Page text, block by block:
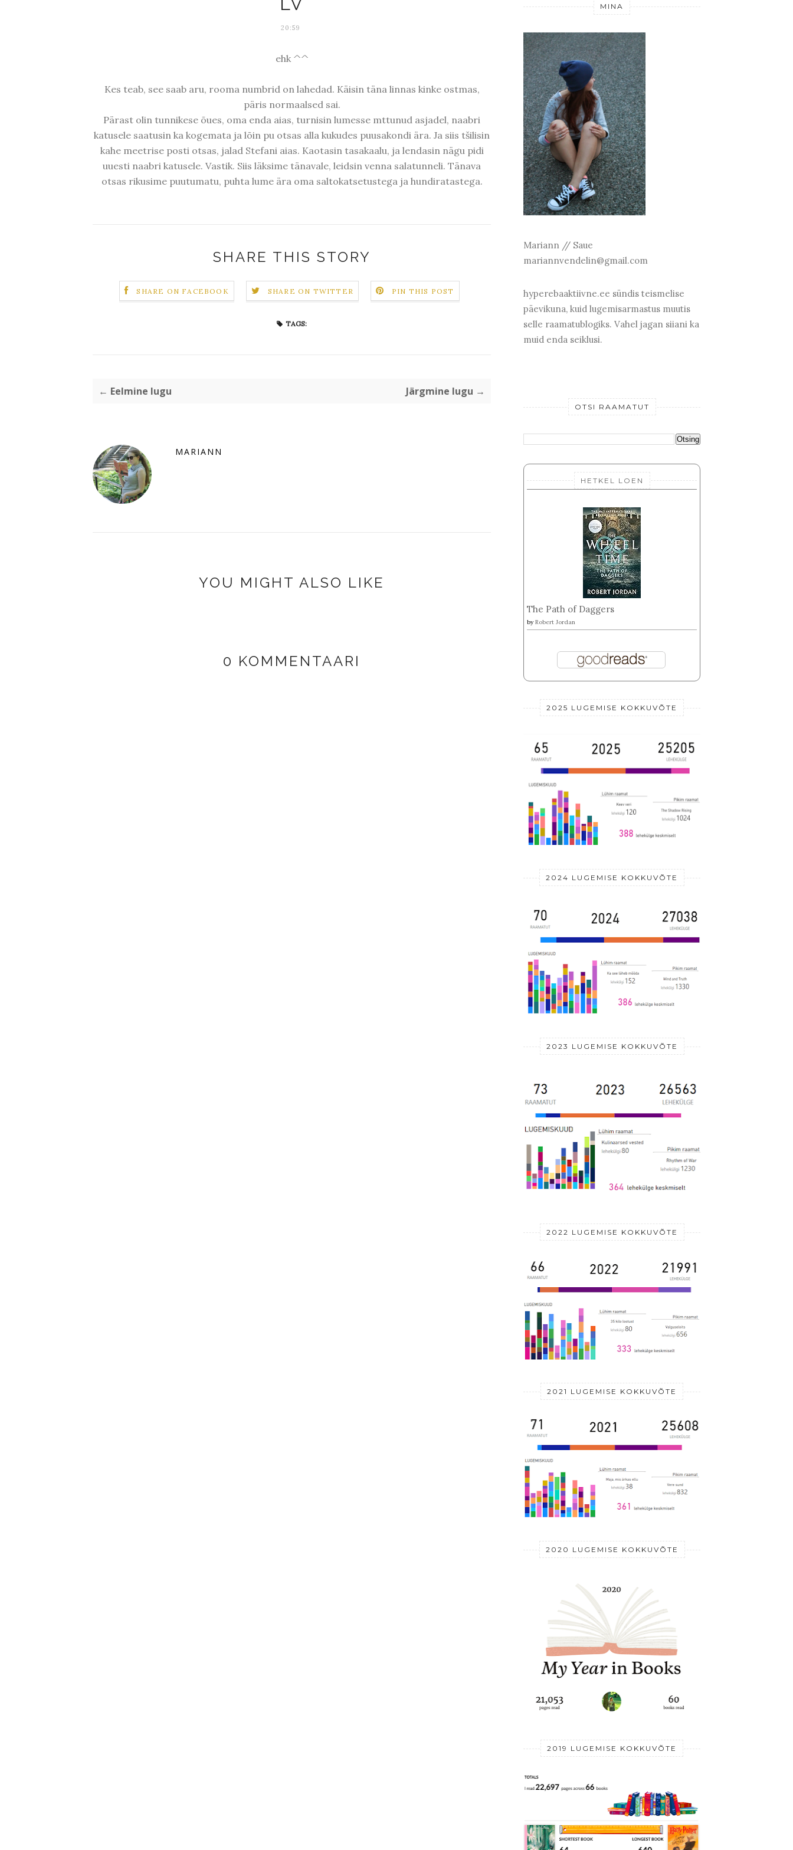
20:59
ehk ^^
Kes teab, see saab aru, rooma numbrid on lahedad. Käisin täna linnas kinke ostmas,
päris normaalsed sai.
Pärast olin tunnikese õues, oma enda aias, turnisin lumesse mttunud asjadel, naabri
katusele saatusin ka kogemata ja lõin pu otsas alla kukudes puusakondi ära. Ja siis tšilisin
kahe meetrise posti otsas, jalad Stefani aias. Kaotasin tasakaalu, ja lendasin nägu pidi
uuesti naabri katusele. Vastik. Siis läksime tänavale, leidsin venna salatunneli. Tänava
otsas rikusime puutumatu, puhta lume ära oma saltokatsetustega ja hundiratastega.
SHARE THIS STORY
SHARE ON FACEBOOK SHARE ON TWITTER PIN THIS POST
TAGS:
← Eelmine lugu Järgmine lugu →
MARIANN
YOU MIGHT ALSO LIKE
0 KOMMENTAARI
MINA
Mariann // Saue
mariannvendelin@gmail.com
hyperebaaktiivne.ee sündis teismelise
päevikuna, kuid lugemisarmastus muutis
selle raamatublogiks. Vahel jagan siiani ka
muid enda seiklusi.
OTSI RAAMATUT
HETKEL LOEN
The Path of Daggers
by Robert Jordan
2025 LUGEMISE KOKKUVÕTE
2024 LUGEMISE KOKKUVÕTE
2023 LUGEMISE KOKKUVÕTE
2022 LUGEMISE KOKKUVÕTE
2021 LUGEMISE KOKKUVÕTE
2020 LUGEMISE KOKKUVÕTE
2019 LUGEMISE KOKKUVÕTE